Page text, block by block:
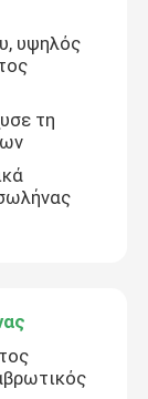
υψηλός
τη